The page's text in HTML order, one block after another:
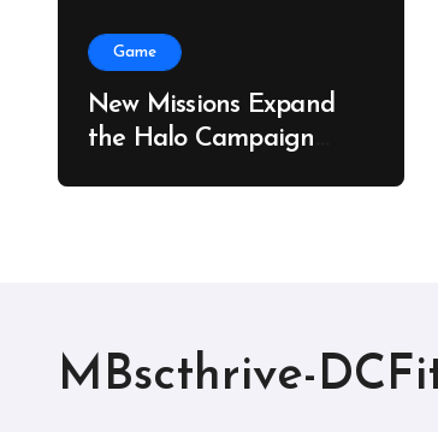
Game
New Missions Expand
the Halo Campaign
MBscthrive-